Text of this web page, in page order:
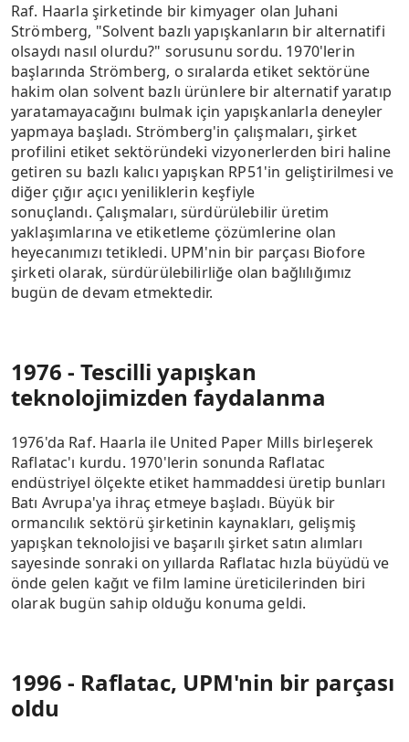
Raf. Haarla şirketinde bir kimyager olan Juhani
Strömberg, "Solvent bazlı yapışkanların bir alternatifi
olsaydı nasıl olurdu?" sorusunu sordu. 1970'lerin
başlarında Strömberg, o sıralarda etiket sektörüne
hakim olan solvent bazlı ürünlere bir alternatif yaratıp
yaratamayacağını bulmak için yapışkanlarla deneyler
yapmaya başladı. Strömberg'in çalışmaları, şirket
profilini etiket sektöründeki vizyonerlerden biri haline
getiren su bazlı kalıcı yapışkan RP51'in geliştirilmesi ve
diğer çığır açıcı yeniliklerin keşfiyle
sonuçlandı. Çalışmaları, sürdürülebilir üretim
yaklaşımlarına ve etiketleme çözümlerine olan
heyecanımızı tetikledi. UPM'nin bir parçası Biofore
şirketi olarak, sürdürülebilirliğe olan bağlılığımız
bugün de devam etmektedir.
1976 - Tescilli yapışkan
teknolojimizden faydalanma
1976'da Raf. Haarla ile United Paper Mills birleşerek
Raflatac'ı kurdu. 1970'lerin sonunda Raflatac
endüstriyel ölçekte etiket hammaddesi üretip bunları
Batı Avrupa'ya ihraç etmeye başladı. Büyük bir
ormancılık sektörü şirketinin kaynakları, gelişmiş
yapışkan teknolojisi ve başarılı şirket satın alımları
sayesinde sonraki on yıllarda Raflatac hızla büyüdü ve
önde gelen kağıt ve film lamine üreticilerinden biri
olarak bugün sahip olduğu konuma geldi.
1996 - Raflatac, UPM'nin bir parçası
oldu